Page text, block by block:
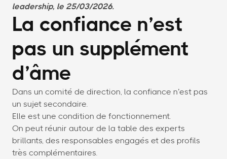
leadership, le 25/03/2026.
La confiance n’est
pas un supplément
d’âme
Dans un comité de direction, la confiance n’est pas
un sujet secondaire.
Elle est une condition de fonctionnement.
On peut réunir autour de la table des experts
brillants, des responsables engagés et des profils
très complémentaires.